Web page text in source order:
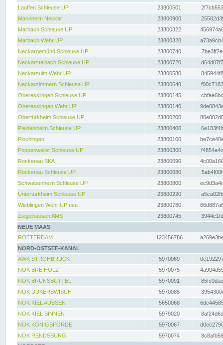
Lauffen Schleuse UP
23800501
Mannheim Neckar
23800900
Marbach Schleuse UP
23800322
Marbach Wehr UP
23800320
Neckargemünd Schleuse UP
23800740
Neckarsteinach Schleuse UP
23800720
Neckarsulm Wehr UP
23800580
Neckarzimmern Schleuse UP
23800640
Oberesslingen Schleuse UP
23800145
Oberesslingen Wehr UP
23800140
Obertürkheim Schleuse UP
23800200
Pleidelsheim Schleuse UP
23800400
Plochingen
23800100
Poppenweiler Schleuse UP
23800300
Rockenau SKA
23800690
Rockenau Schleuse UP
23800680
Schwabenheim Schleuse UP
23800800
Untertürkheim Schleuse UP
23800220
Wieblingen Wehr UP neu
23800780
Ziegelhausen AMS
23800745
NEUE MAAS
ROTTERDAM
123456786
NORD-OSTSEE-KANAL
AWK STROHBRÜCK
5970069
NOK BREIHOLZ
5970075
NOK BRUNSBÜTTEL
5970091
NOK DÜKERSWISCH
5970085
NOK KIEL AUSSEN
5650068
NOK KIEL BINNEN
5979020
NOK KÖNIGSFÖRDE
5970067
NOK RENDSBURG
5970074